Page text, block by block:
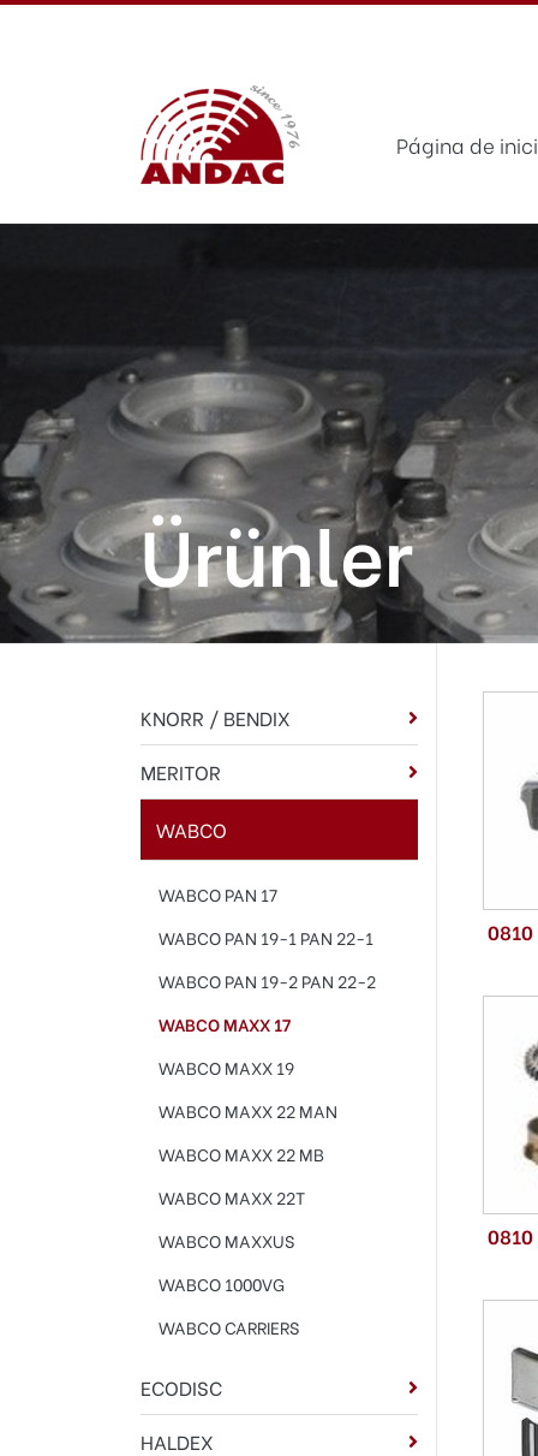
Página de
Ürünler
KNORR / BENDIX
MERITOR
WABCO
WABCO PAN 17
WABCO PAN 19-1 PAN 22-1
WABCO PAN 19-2 PAN 22-2
WABCO MAXX 17
WABCO MAXX 19
WABCO MAXX 22 MAN
WABCO MAXX 22 MB
WABCO MAXX 22T
WABCO MAXXUS
WABCO 1000VG
WABCO CARRIERS
ECODISC
HALDEX
0810
0810